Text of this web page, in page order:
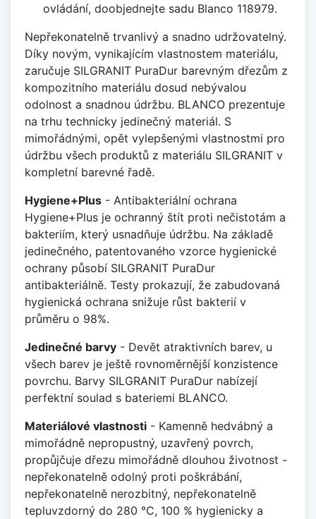
ovládání, doobjednejte sadu Blanco 118979.
Nepřekonatelně trvanlivý a snadno udržovatelný.
Díky novým, vynikajícím vlastnostem materiálu,
zaručuje SILGRANIT PuraDur barevným dřezům z
kompozitního materiálu dosud nebývalou
odolnost a snadnou údržbu. BLANCO prezentuje
na trhu technicky jedinečný materiál. S
mimořádnými, opět vylepšenými vlastnostmi pro
údržbu všech produktů z materiálu SILGRANIT v
kompletní barevné řadě.
Hygiene+Plus - Antibakteriální ochrana
Hygiene+Plus je ochranný štít proti nečistotám a
bakteriím, který usnadňuje údržbu. Na základě
jedinečného, patentovaného vzorce hygienické
ochrany působí SILGRANIT PuraDur
antibakteriálně. Testy prokazují, že zabudovaná
hygienická ochrana snižuje růst bakterií v
průměru o 98%.
Jedinečné barvy - Devět atraktivních barev, u
všech barev je ještě rovnoměrnější konzistence
povrchu. Barvy SILGRANIT PuraDur nabízejí
perfektní soulad s bateriemi BLANCO.
Materiálové vlastnosti - Kamenně hedvábný a
mimořádně nepropustný, uzavřený povrch,
propůjčuje dřezu mimořádně dlouhou životnost -
nepřekonatelně odolný proti poškrábání,
nepřekonatelně nerozbitný, nepřekonatelně
tepluvzdorný do 280 °C, 100 % hygienicky a